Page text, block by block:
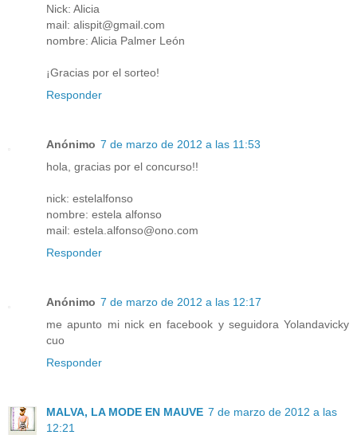
Nick: Alicia
mail: alispit@gmail.com
nombre: Alicia Palmer León
¡Gracias por el sorteo!
Responder
Anónimo 7 de marzo de 2012 a las 11:53
hola, gracias por el concurso!!
nick: estelalfonso
nombre: estela alfonso
mail: estela.alfonso@ono.com
Responder
Anónimo 7 de marzo de 2012 a las 12:17
me apunto mi nick en facebook y seguidora Yolandavicky
cuo
Responder
MALVA, LA MODE EN MAUVE 7 de marzo de 2012 a las
12:21